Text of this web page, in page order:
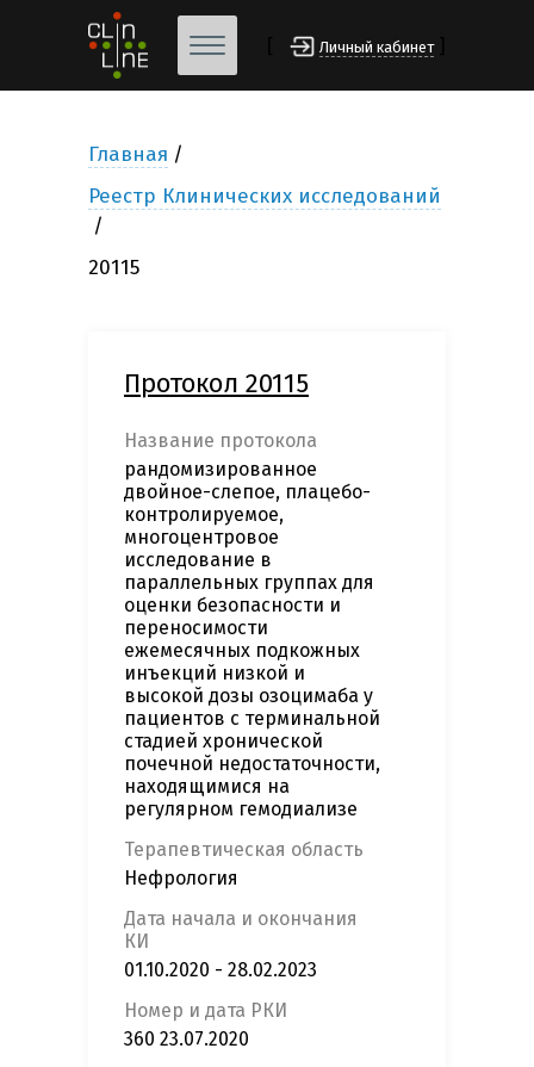
Личный кабинет
Главная
Реестр Клинических исследований
20115
Протокол 20115
Название протокола
рандомизированное
двойное-слепое, плацебо-
контролируемое,
многоцентровое
исследование в
параллельных группах для
оценки безопасности и
переносимости
ежемесячных подкожных
инъекций низкой и
высокой дозы озоцимаба у
пациентов с терминальной
стадией хронической
почечной недостаточности,
находящимися на
регулярном гемодиализе
Терапевтическая область
Нефрология
Дата начала и окончания
КИ
01.10.2020 - 28.02.2023
Номер и дата РКИ
360 23.07.2020